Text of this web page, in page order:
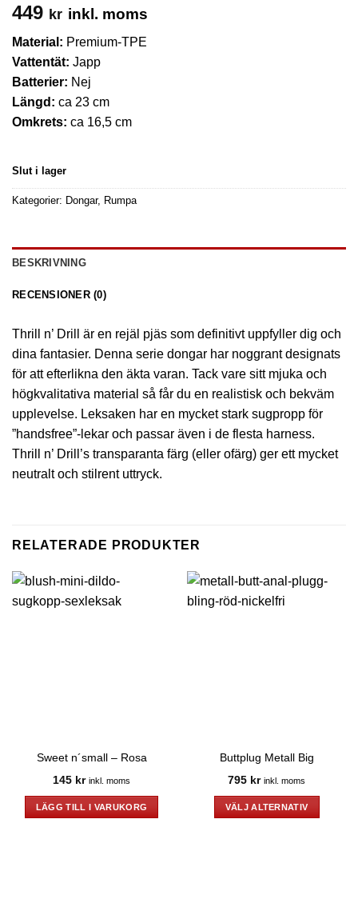
449 kr inkl. moms
Material: Premium-TPE
Vattentät: Japp
Batterier: Nej
Längd: ca 23 cm
Omkrets: ca 16,5 cm
Slut i lager
Kategorier: Dongar, Rumpa
BESKRIVNING
RECENSIONER (0)
Thrill n’ Drill är en rejäl pjäs som definitivt uppfyller dig och
dina fantasier. Denna serie dongar har noggrant designats
för att efterlikna den äkta varan. Tack vare sitt mjuka och
högkvalitativa material så får du en realistisk och bekväm
upplevelse. Leksaken har en mycket stark sugpropp för
”handsfree”-lekar och passar även i de flesta harness.
Thrill n’ Drill’s transparanta färg (eller ofärg) ger ett mycket
neutralt och stilrent uttryck.
RELATERADE PRODUKTER
Sweet n´small – Rosa
145 kr inkl. moms
LÄGG TILL I VARUKORG
Buttplug Metall Big
795 kr inkl. moms
VÄLJ ALTERNATIV